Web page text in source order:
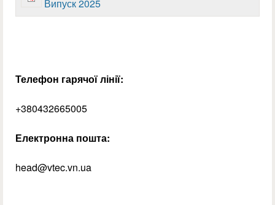
Випуск 2025
Телефон гарячої лінії:
+380432665005
Електронна пошта:
head@vtec.vn.ua